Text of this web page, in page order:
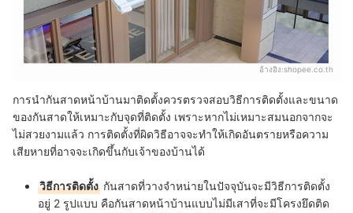
อ้างอิง:shopee.co.th
การนำกันสาดหน้าบ้านมาติดตั้งควรตรวจสอบวิธีการติดตั้งและขนาด
ของกันสาดให้เหมาะกับจุดที่ติดตั้ง เพราะหากไม่เหมาะสมนอกจากจะ
ไม่สวยงามแล้ว การติดตั้งที่ผิดวิธีอาจจะทำให้เกิดอันตรายหรือความ
เสียหายที่อาจจะเกิดขึ้นกับเจ้าของบ้านได้
วิธีการติดตั้ง กันสาดที่วางจำหน่ายในปัจจุบันจะมีวิธีการติดตั้ง
อยู่ 2 รูปแบบ คือกันสาดหน้าบ้านแบบไม่มีเสาที่จะมีโครงยึดติด